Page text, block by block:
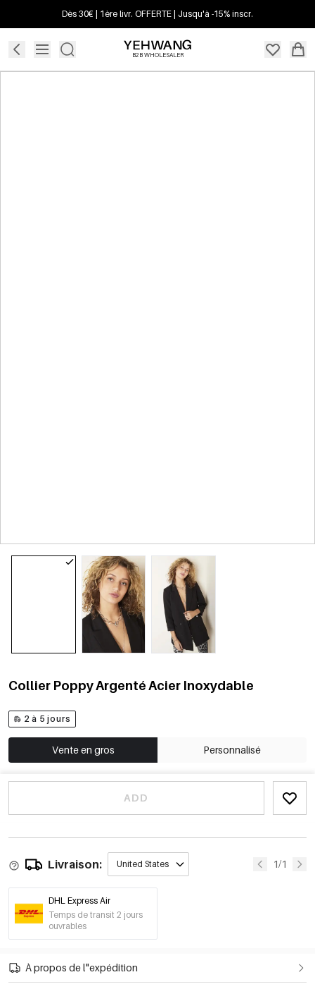
Dès 30€ | 1ère livr. OFFERTE | Jusqu'à -15% inscr.
B2B WHOLESALER
Collier Poppy Argenté Acier Inoxydable
2 à 5 jours
Vente en gros Personnalisé
ADD
Livraison: United States 1/1
DHL Express Air
Temps de transit 2 jours
ouvrables
À propos de l"expédition